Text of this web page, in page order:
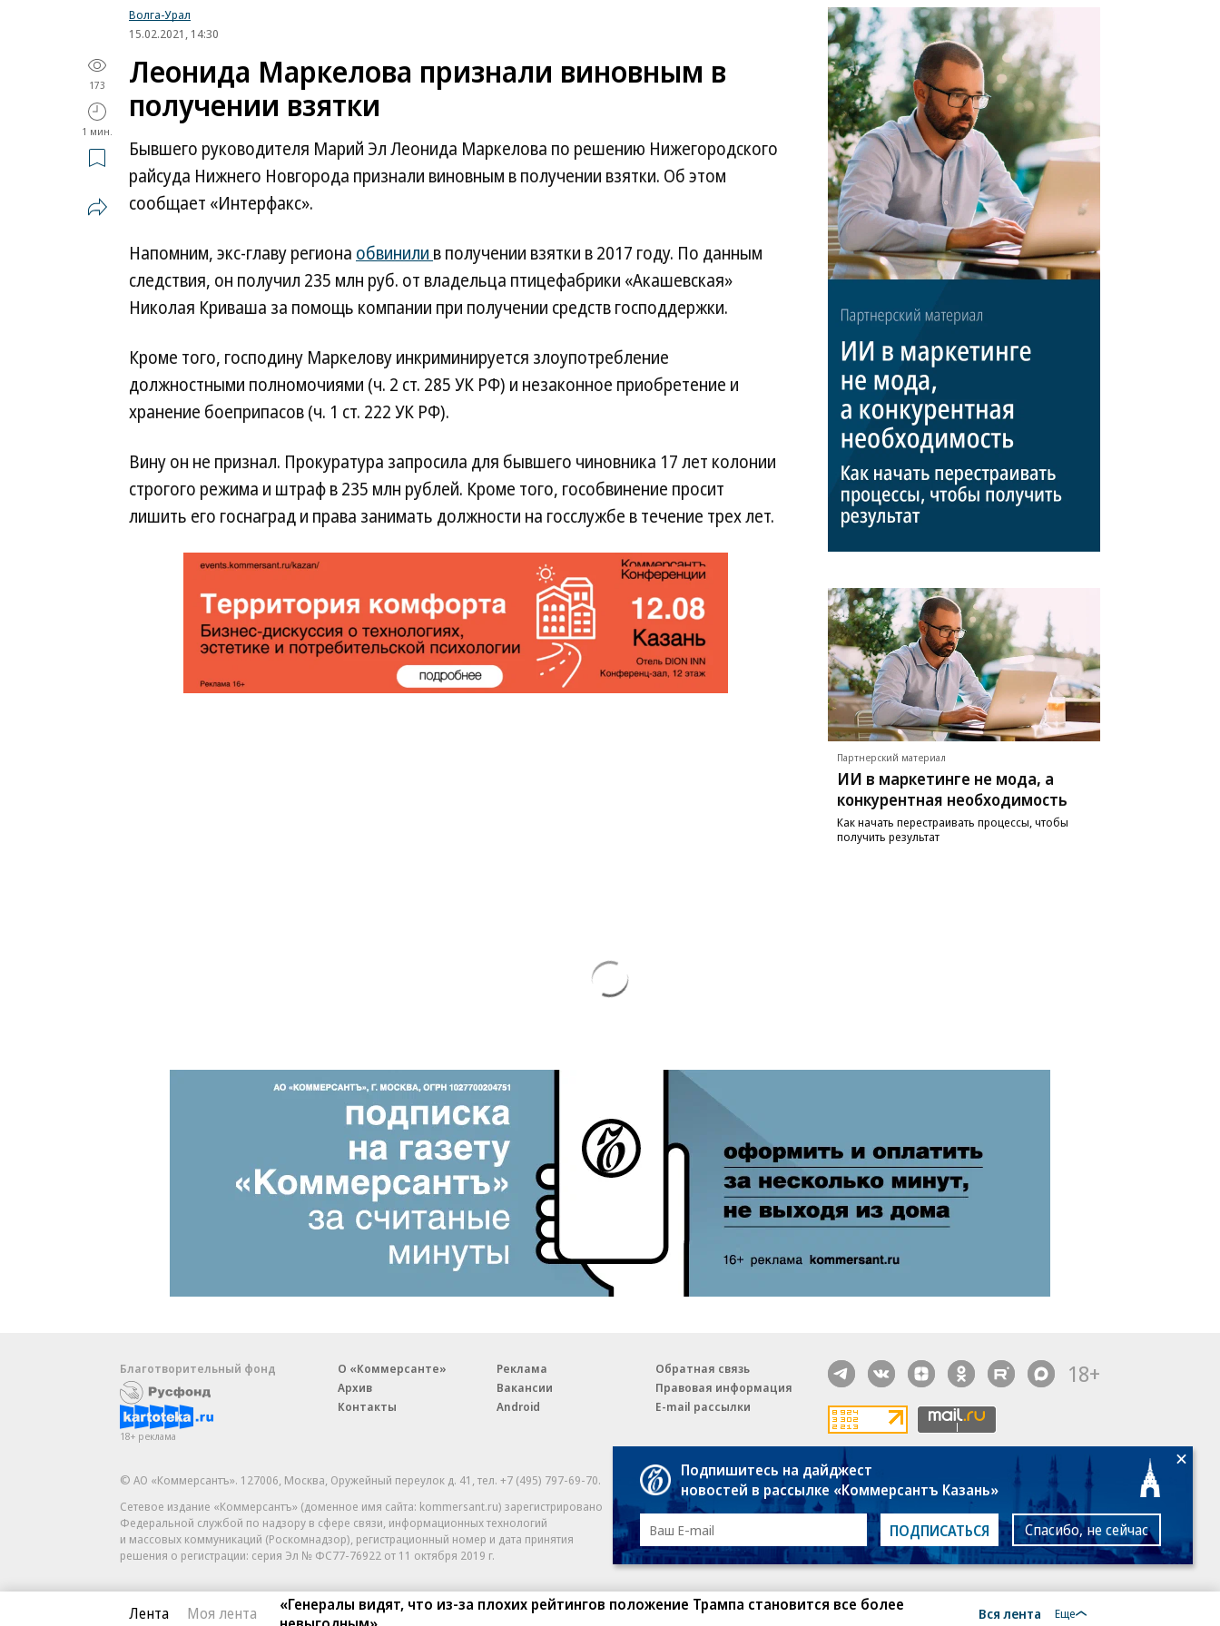
Волга-Урал
15.02.2021, 14:30
173
1 мин.
Леонида Маркелова признали виновным в
получении взятки
Бывшего руководителя Марий Эл Леонида Маркелова по решению Нижегородского
райсуда Нижнего Новгорода признали виновным в получении взятки. Об этом
сообщает «Интeрфакс».
Напомним, экс-главу региона обвинили в получении взятки в 2017 году. По данным
следствия, он получил 235 млн руб. от владельца птицефабрики «Акашевская»
Николая Криваша за помощь компании при получении средств господдержки.
Кроме того, господину Маркелову инкриминируется злоупотребление
должностными полномочиями (ч. 2 ст. 285 УК РФ) и незаконное приобретение и
хранение боеприпасов (ч. 1 ст. 222 УК РФ).
Вину он не признал. Прокуратура запросила для бывшего чиновника 17 лет колонии
строгого режима и штраф в 235 млн рублей. Кроме того, гособвинение просит
лишить его госнаград и права занимать должности на госслужбе в течение трех лет.
Партнерский материал
ИИ в маркетинге не мода, а
конкурентная необходимость
Как начать перестраивать процессы, чтобы
получить результат
Лента Моя лента
«Генералы видят, что из-за плохих рейтингов положение Трампа становится все более
Вся лента Еще
Благотворительный фонд
18+ реклама
О «Коммерсанте»
Архив
Контакты
Реклама
Вакансии
Android
Обратная связь
Правовая информация
E-mail рассылки
18+
© АО «Коммерсантъ». 127006, Москва, Оружейный переулок д. 41,тел. +7 (495) 797-69-70.
Сетевое издание «Коммерсантъ» (доменное имя сайта: kommersant.ru) зарегистрировано
Федеральной службой по надзору в сфере связи, информационных технологий
и массовых коммуникаций (Роскомнадзор), регистрационный номер и дата принятия
решения о регистрации: серия Эл № ФС77-76922 от 11 октября 2019 г.
Партнерские проекты/материалы, новости компаний, материалы с пометкой
«Промо» и «Официальное сообщение» опубликованы на коммерческой основе.
На kommersant.ru применяются рекомендательные технологии.Подробнее
Подпишитесь на дайджест
новостей в рассылке «Коммерсантъ Казань»
ПОДПИСАТЬСЯ Спасибо, не сейчас